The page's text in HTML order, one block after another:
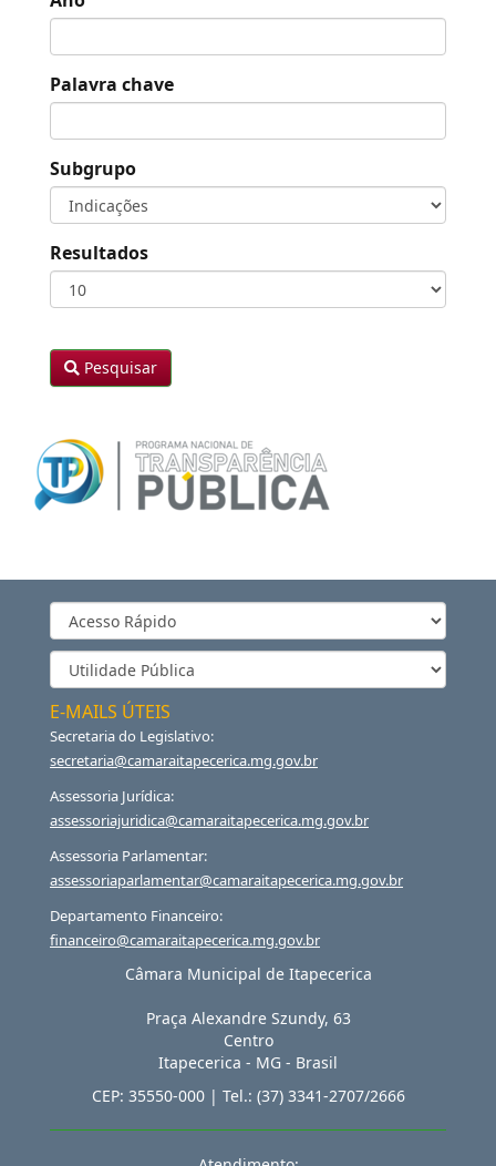
Palavra chave
Subgrupo
Resultados
Pesquisar
E-MAILS ÚTEIS
Secretaria do Legislativo:
secretaria@camaraitapecerica.mg.gov.br
Assessoria Jurídica:
assessoriajuridica@camaraitapecerica.mg.gov.br
Assessoria Parlamentar:
assessoriaparlamentar@camaraitapecerica.mg.gov.br
Departamento Financeiro:
financeiro@camaraitapecerica.mg.gov.br
Câmara Municipal de Itapecerica
Praça Alexandre Szundy, 63
Centro
Itapecerica - MG - Brasil
CEP: 35550-000| Tel.: (37) 3341-2707/2666